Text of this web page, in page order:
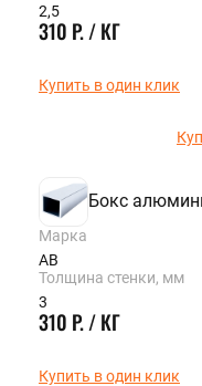
2,5
310 Р. / КГ
Купить в один клик
Бокс
Марка
АВ
Толщина стенки, мм
3
310 Р. / КГ
Купить в один клик